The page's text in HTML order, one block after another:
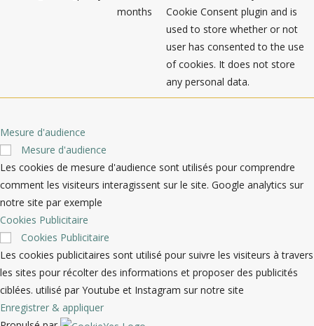
months
Cookie Consent plugin and is
used to store whether or not
user has consented to the use
of cookies. It does not store
any personal data.
Mesure d'audience
Mesure d'audience
Les cookies de mesure d'audience sont utilisés pour comprendre
comment les visiteurs interagissent sur le site. Google analytics sur
notre site par exemple
Cookies Publicitaire
Cookies Publicitaire
Les cookies publicitaires sont utilisé pour suivre les visiteurs à travers
les sites pour récolter des informations et proposer des publicités
ciblées. utilisé par Youtube et Instagram sur notre site
Enregistrer & appliquer